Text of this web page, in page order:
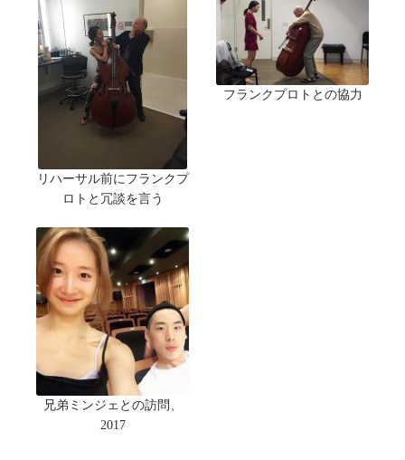
リハーサル前にフランクプ
ロトと冗談を言う
フランクプロトとの協力
兄弟ミンジェとの訪問、
2017